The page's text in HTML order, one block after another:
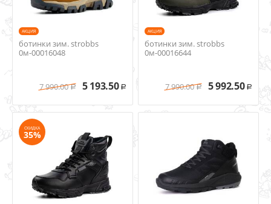
AКЦИЯ
ботинки зим. strobbs
0м-00016048
7 990.00 Р 5 193.50 Р
AКЦИЯ
ботинки зим. strobbs
0м-00016644
7 990.00 Р 5 992.50 Р
СКИДКА
35%